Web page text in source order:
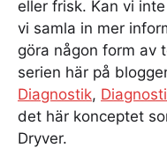
eller frisk. Kan vi
vi samla in mer
göra någon form av
serien här på
Diagnostik,
det här konceptet
Dryver.